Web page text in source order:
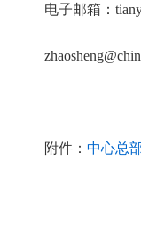
电子邮箱：
附件： 中心总